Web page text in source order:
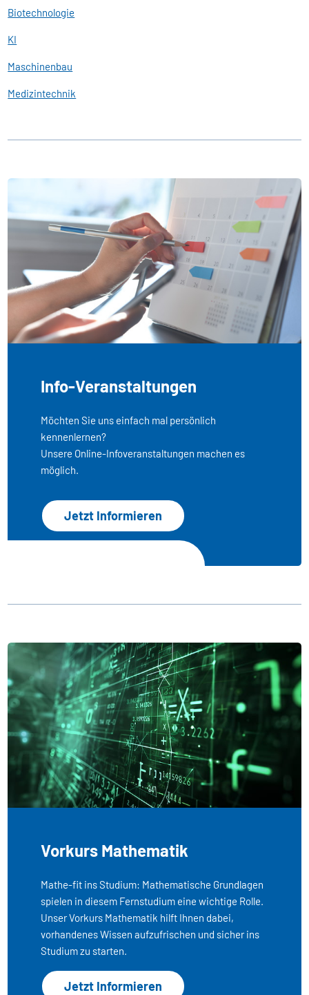
Biotechnologie
KI
Maschinenbau
Medizintechnik
Info-Veranstaltungen
Möchten Sie uns einfach mal persönlich
kennenlernen?
Unsere Online-Infoveranstaltungen machen es
möglich.
Jetzt Informieren
Vorkurs Mathematik
Mathe-fit ins Studium: Mathematische Grundlagen
spielen in diesem Fernstudium eine wichtige Rolle.
Unser Vorkurs Mathematik hilft Ihnen dabei,
vorhandenes Wissen aufzufrischen und sicher ins
Studium zu starten.
Jetzt Informieren